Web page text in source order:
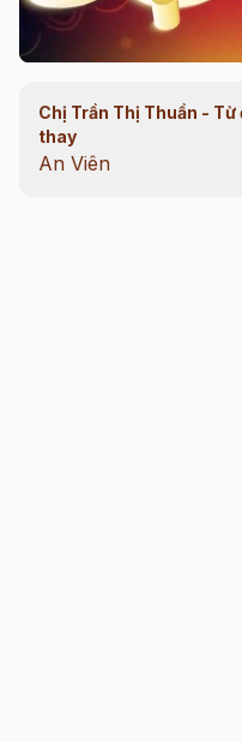
00:11/ 44:32
Chị Trần Thị Thuần -
thay
An Viên